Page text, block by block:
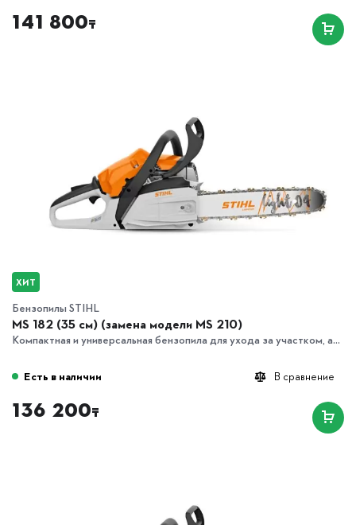
141 800₸
ХИТ
Бензопилы STIHL
MS 182 (35 см) (замена модели MS 210)
Компактная и универсальная бензопила для ухода за участком, а...
В сравнение
Есть в наличии
136 200₸